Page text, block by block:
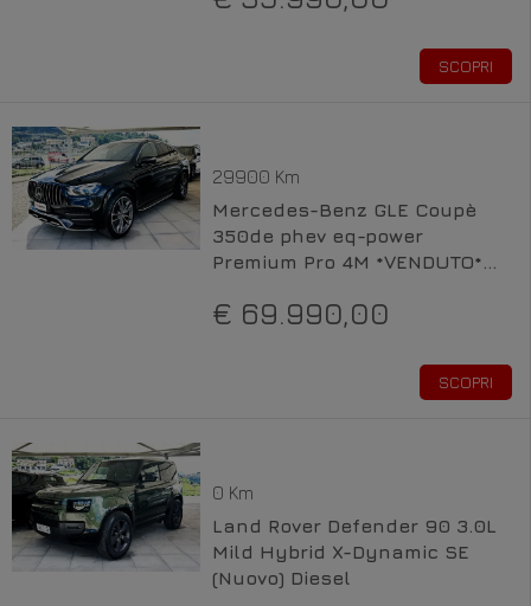
SCOPRI
29900 Km
Mercedes-Benz GLE Coupè
350de phev eq-power
Premium Pro 4M *VENDUTO*
€ 69.990,00
SCOPRI
0 Km
Land Rover Defender 90 3.0L
Mild Hybrid X-Dynamic SE
(Nuovo) Diesel